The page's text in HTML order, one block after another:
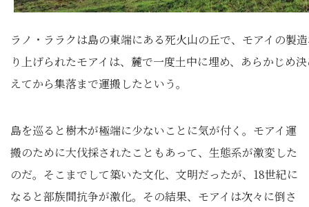
ラノ・ララクは島の東端にある死火山の丘で、モアイの製
り上げられたモアイは、麓で一度土中に埋め、あらかじめ
えてから集落まで運搬したという。
島を巡ると樹木が極端に少ないことに気が付く。モアイ運
搬のために大伐採されたこともあって、生態系が激変した
のだ。そこまでして築いた文化、文明だったが、18世紀に
なると部族間抗争が激化。その結果、モアイは次々に倒さ